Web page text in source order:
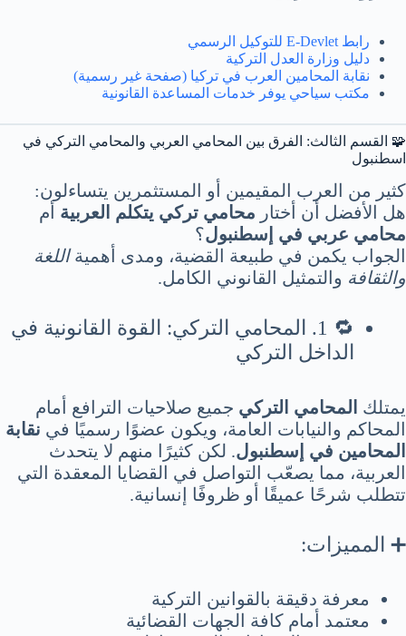
رابط E-Devlet للتوكيل الرسمي
دليل وزارة العدل التركية
نقابة المحامين العرب في تركيا (صفحة غير رسمية)
مكتب سياحي يوفر خدمات المساعدة القانونية
🧩 القسم الثالث: الفرق بين المحامي العربي والمحامي التركي في
اسطنبول
كثير من العرب المقيمين أو المستثمرين يتساءلون:
هل الأفضل أن أختار محامي تركي يتكلم العربية أم
محامي عربي في إسطنبول؟
الجواب يكمن في طبيعة القضية، ومدى أهميةاللغة
والثقافة والتمثيل القانوني الكامل.
🔁 1. المحامي التركي: القوة القانونية في
الداخل التركي
يمتلك المحامي التركي جميع صلاحيات الترافع أمام
المحاكم والنيابات العامة، ويكون عضوًا رسميًا في نقابة
المحامين في إسطنبول. لكن كثيرًا منهم لا يتحدث
العربية، مما يصعّب التواصل في القضايا المعقدة التي
تتطلب شرحًا عميقًا أو ظروفًا إنسانية.
➕ المميزات:
معرفة دقيقة بالقوانين التركية
معتمد أمام كافة الجهات القضائية